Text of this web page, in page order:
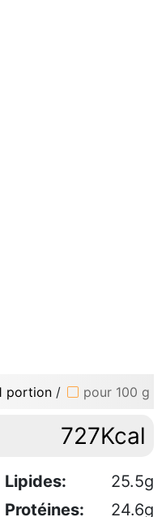
portion / pour 100 g
727Kcal
Lipides:
25.5g
Protéines:
24.6g